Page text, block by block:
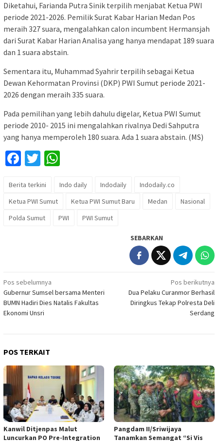
Diketahui, Farianda Putra Sinik terpilih menjabat Ketua PWI
periode 2021-2026. Pemilik Surat Kabar Harian Medan Pos
meraih 327 suara, mengalahkan calon incumbent Hermansjah
dari Surat Kabar Harian Analisa yang hanya mendapat 189 suara
dan 1 suara abstain.
Sementara itu, Muhammad Syahrir terpilih sebagai Ketua
Dewan Kehormatan Provinsi (DKP) PWI Sumut periode 2021-
2026 dengan meraih 335 suara.
Pada pemilihan yang lebih dahulu digelar, Ketua PWI Sumut
periode 2010- 2015 ini mengalahkan rivalnya Dedi Sahputra
yang hanya memperoleh 180 suara. Ada 1 suara abstain. (MS)
Facebook
Twitter
Berita terkini Indo daily Indodaily
Indodaily.co
Ketua PWI Sumut
Ketua PWI Sumut Baru Medan
Nasional
Polda Sumut
PWI PWI Sumut
SEBARKAN
Navigasi
pos
Pos sebelumnya
Gubernur Sumsel bersama Menteri
BUMN Hadiri Dies Natalis Fakultas
Ekonomi Unsri
Pos berikutnya
Dua Pelaku Curanmor Berhasil
Diringkus Tekap Polresta Deli
Serdang
POS TERKAIT
Kanwil Ditjenpas Malut
Luncurkan PO Pre-Integration
Pangdam II/Sriwijaya
Tanamkan Semangat “Si Vis